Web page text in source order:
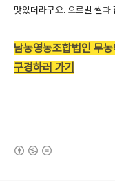
맛있더라구요. 오르빌 쌀과
남농영농조합법인 무
구경하러 가기